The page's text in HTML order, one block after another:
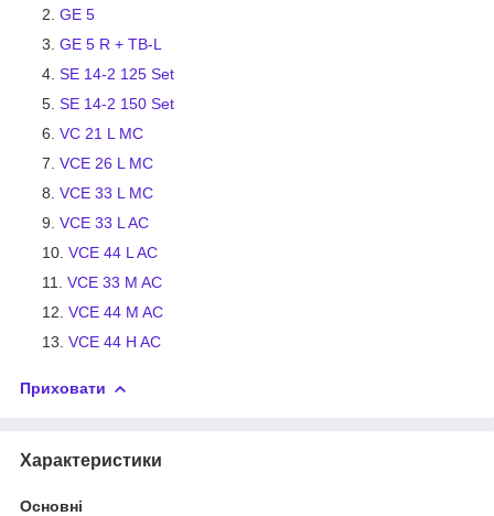
GE 5
GE 5 R + TB-L
SE 14-2 125 Set
SE 14-2 150 Set
VC 21 L MC
VCE 26 L MC
VCE 33 L MC
VCE 33 L AC
VCE 44 L AC
VCE 33 M AC
VCE 44 M AC
VCE 44 H AC
Приховати
Характеристики
Основні